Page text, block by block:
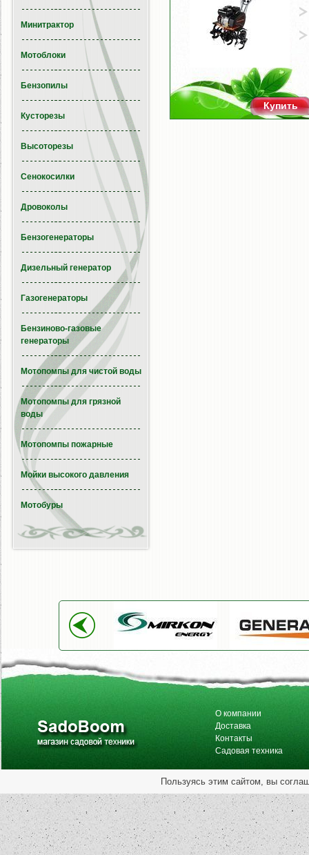
Купить
Минитрактор
Мотоблоки
Бензопилы
Кусторезы
Высоторезы
Сенокосилки
Дровоколы
Бензогенераторы
Дизельный генератор
Газогенераторы
Бензиново-газовые
генераторы
Мотопомпы для чистой воды
Мотопомпы для грязной
воды
Мотопомпы пожарные
Мойки высокого давления
Мотобуры
О компании
Доставка
Контакты
Садовая техника
Пользуясь этим сайтом, вы